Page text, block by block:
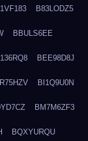
B83LODZ5
BBULS6EE
BEE98D8J
BI1Q9U0N
BM7M6ZF3
BQXYURQU